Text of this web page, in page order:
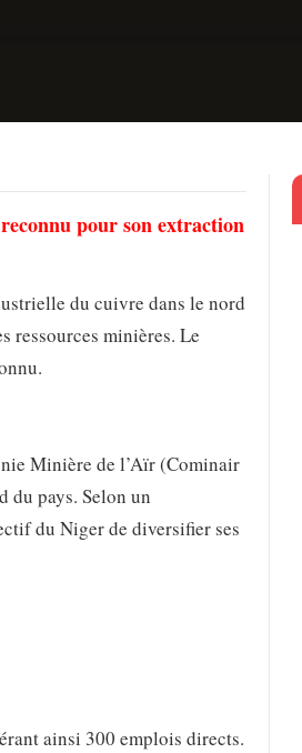
pour son extraction
du cuivre dans le nord
ressources minières. Le
Minière de l’Aïr (Cominair
du pays. Selon un
du Niger de diversifier ses
ainsi 300 emplois directs.